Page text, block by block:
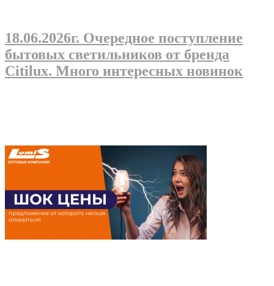
18.06.2026г. Очередное поступление
бытовых светильников от бренда
Citilux. Много интересных новинок